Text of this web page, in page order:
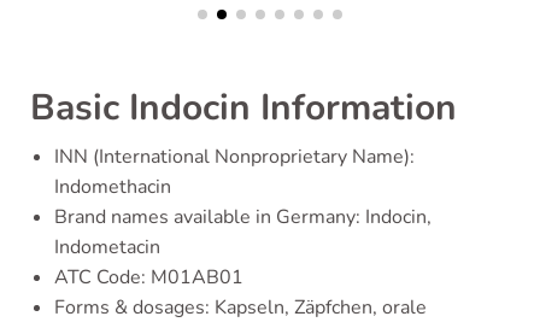
Basic Indocin Information
INN (International Nonproprietary Name):
Indomethacin
Brand names available in Germany: Indocin,
Indometacin
ATC Code: M01AB01
Forms & dosages: Kapseln, Zäpfchen, orale